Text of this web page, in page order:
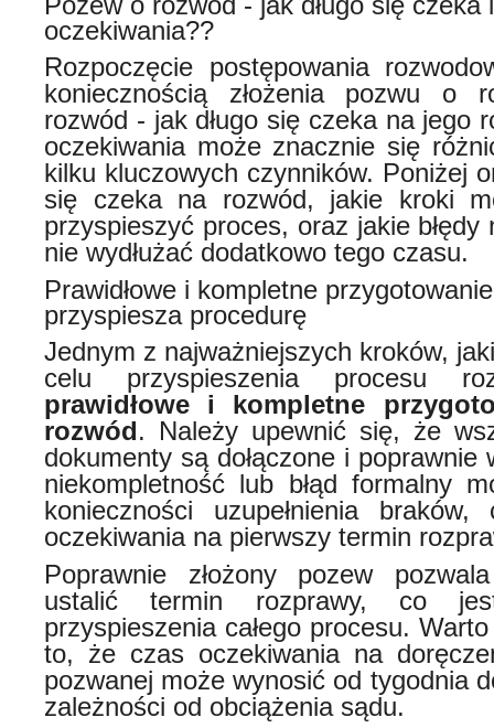
oczekiwania??
Rozpoczęcie postępowania
koniecznością złożenia pozwu o
rozwód - jak długo się czeka na jego
oczekiwania może znacznie się
kilku kluczowych czynników. Poniżej
się czeka na rozwód, jakie kroki
przyspieszyć proces, oraz jakie
nie wydłużać dodatkowo tego czasu.
Prawidłowe i kompletne
przyspiesza procedurę
Jednym z najważniejszych kroków,
celu przyspieszenia procesu
prawidłowe i kompletne
rozwód. Należy upewnić się, że
dokumenty są dołączone i poprawnie
niekompletność lub błąd formalny
konieczności uzupełnienia
oczekiwania na pierwszy termin
Poprawnie złożony pozew
ustalić termin rozprawy, co
przyspieszenia całego procesu.
to, że czas oczekiwania na
pozwanej może wynosić od tygodnia
zależności od obciążenia sądu.